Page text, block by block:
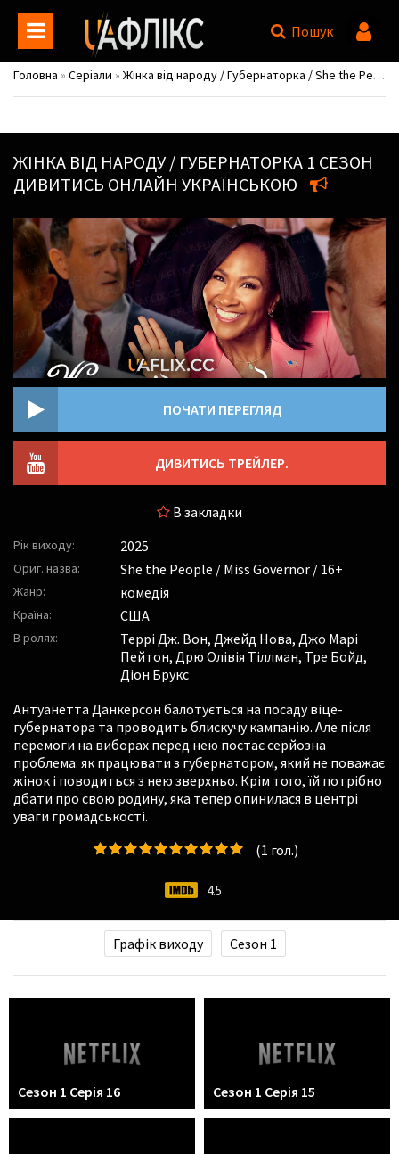
Пошук
Головна » Серіали » Жінка від народу / Губернаторка / She the People / Miss Governor
ЖІНКА ВІД НАРОДУ / ГУБЕРНАТОРКА 1 СЕЗОН
ДИВИТИСЬ ОНЛАЙН УКРАЇНСЬКОЮ
ПОЧАТИ ПЕРЕГЛЯД
ДИВИТИСЬ ТРЕЙЛЕР.
В закладки
Рік виходу: 2025
Ориг. назва: She the People / Miss Governor / 16+
Жанр: комедія
Країна: США
В ролях: Террі Дж. Вон, Джейд Нова, Джо Марі
Пейтон, Дрю Олівія Тіллман, Тре Бойд,
Діон Брукс
Антуанетта Данкерсон балотується на посаду віце-
губернатора та проводить блискучу кампанію. Але після
перемоги на виборах перед нею постає серйозна
проблема: як працювати з губернатором, який не поважає
жінок і поводиться з нею зверхньо. Крім того, їй потрібно
дбати про свою родину, яка тепер опинилася в центрі
уваги громадськості.
(1 гол.)
4.5
Графік виходу Сезон 1
Сезон 1 Серія 16 Сезон 1 Серія 15